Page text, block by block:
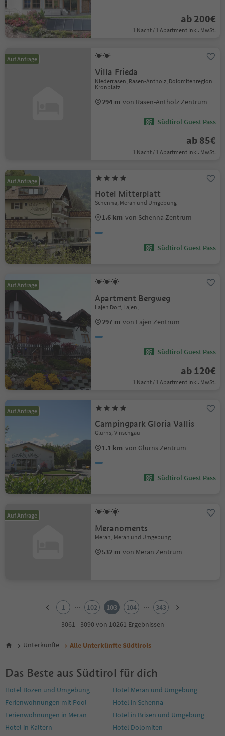
ab 200€
1 Nacht / 1 Apartment Inkl. MwSt.
Auf Anfrage
Villa Frieda
Niederrasen, Rasen-Antholz, Dolomitenregion
Kronplatz
294 m von Rasen-Antholz Zentrum
Südtirol Guest Pass
ab 85€
1 Nacht / 1 Apartment Inkl. MwSt.
Auf Anfrage
Hotel Mitterplatt
Schenna, Meran und Umgebung
1.6 km von Schenna Zentrum
Südtirol Guest Pass
Auf Anfrage
Apartment Bergweg
Lajen Dorf, Lajen,
297 m von Lajen Zentrum
Südtirol Guest Pass
ab 120€
1 Nacht / 1 Apartment Inkl. MwSt.
Auf Anfrage
Campingpark Gloria Vallis
Glurns, Vinschgau
1.1 km von Glurns Zentrum
Südtirol Guest Pass
Auf Anfrage
Meranoments
Meran, Meran und Umgebung
532 m von Meran Zentrum
6
9
11
12
13
14
1 ... 102 103 104 ...
343
3061 - 3090 von 10261 Ergebnissen
Unterkünfte Alle Unterkünfte Südtirols
Das Beste aus Südtirol für dich
Hotel Bozen und Umgebung
Hotel Meran und Umgebung
Ferienwohnungen mit Pool
Hotel in Schenna
Ferienwohnungen in Meran
Hotel in Brixen und Umgebung
Hotel in Kaltern
Hotel Dolomiten